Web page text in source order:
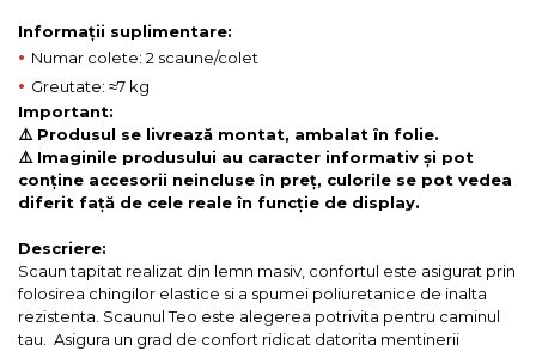
Informații suplimentare:
• Numar colete: 2 scaune/colet
• Greutate: ≈7 kg
Important:
⚠️ Produsul se livrează montat, ambalat în folie.
⚠️ Imaginile produsului au caracter informativ și pot
conține accesorii neincluse în preț, culorile se pot vedea
diferit față de cele reale în funcție de display.
Descriere:
Scaun tapitat realizat din lemn masiv, confortul este asigurat prin
folosirea chingilor elastice si a spumei poliuretanice de inalta
rezistenta. Scaunul Teo este alegerea potrivita pentru caminul
tau. Asigura un grad de confort ridicat datorita mentinerii